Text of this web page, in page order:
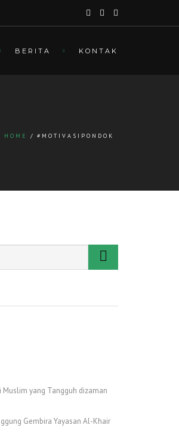
BERITA KONTAK
HOME #MOTIVASIPONDOK
Muslim yang Tangguh dizaman
Gembira Yayasan Al-Khair